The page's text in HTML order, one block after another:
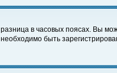
в часовых поясах. Вы
быть